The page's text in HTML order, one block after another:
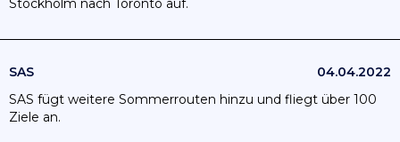
Stockholm nach Toronto auf.
SAS
04.04.2022
SAS fügt weitere Sommerrouten hinzu und fliegt über 100
Ziele an.